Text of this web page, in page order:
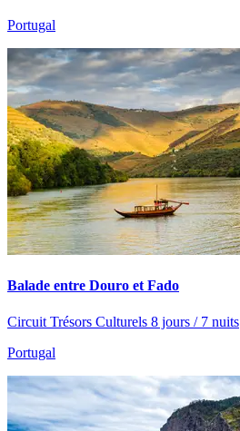
Portugal
Balade entre Douro et Fado
Circuit Trésors Culturels 8 jours / 7 nuits
Portugal